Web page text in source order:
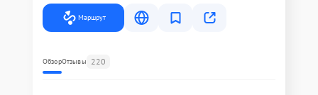
Маршрут
ОбзорОтзывы 220